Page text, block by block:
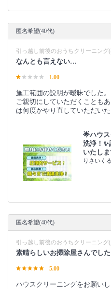
匿名希望(40代)
引っ越し前後のおうちクリーニング
なんとも言えない…
1.00
施工範囲の説明が曖昧でした。
ご親切にしていただくことも
は何度かやり直していただいた
🌟ハウ
洗浄！
いたしま
りさいく
匿名希望(40代)
引っ越し前後のおうちクリーニング
素晴らしいお掃除屋さんでした
5.00
ハウスクリーニングをお願いし